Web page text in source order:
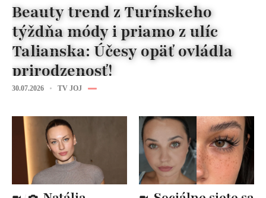
Beauty trend z Turínskeho
týždňa módy i priamo z ulíc
Talianska: Účesy opäť ovládla
prirodzenosť!
30.07.2026 TV JOJ